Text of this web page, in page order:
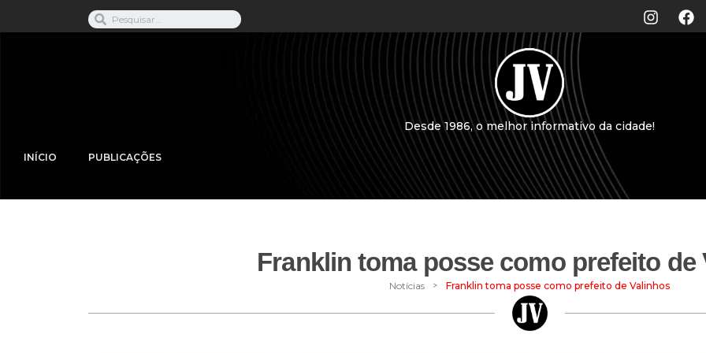
Desde 1986, o melhor informativo da cidade!
INÍCIO PUBLICAÇÕES
Franklin toma posse como prefeito de
Notícias > Franklin toma posse como prefeito de Valinhos